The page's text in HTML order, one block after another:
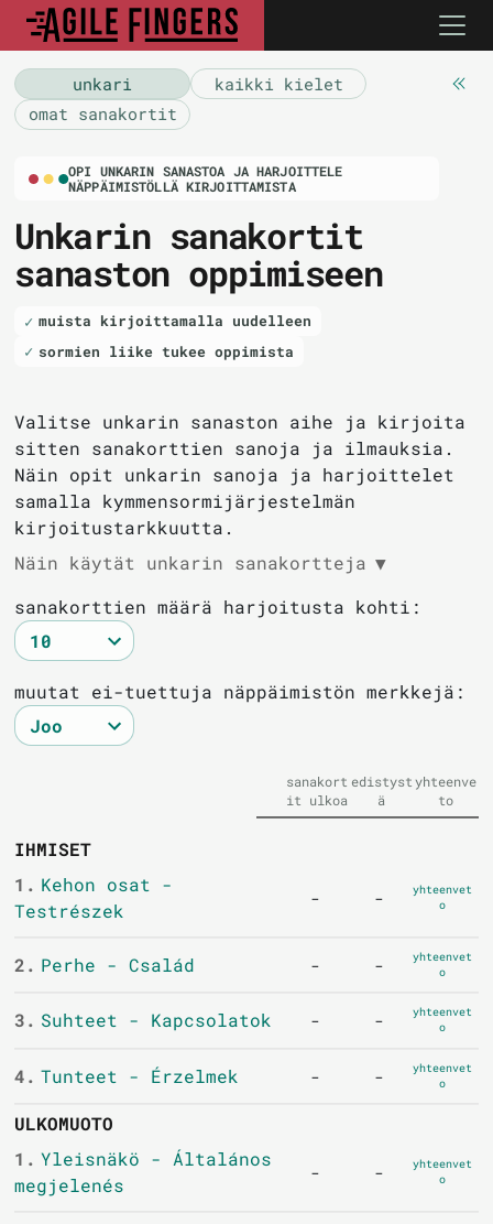
unkari
kaikki kielet
omat sanakortit
OPI UNKARIN SANASTOA JA HARJOITTELE
NÄPPÄIMISTÖLLÄ KIRJOITTAMISTA
Unkarin sanakortit
sanaston oppimiseen
muista kirjoittamalla uudelleen
sormien liike tukee oppimista
Valitse unkarin sanaston aihe ja kirjoita
sitten sanakorttien sanoja ja ilmauksia.
Näin opit unkarin sanoja ja harjoittelet
samalla kymmensormijärjestelmän
kirjoitustarkkuutta.
Näin käytät unkarin sanakortteja ▼
sanakorttien määrä harjoitusta kohti:
muutat ei-tuettuja näppäimistön merkkejä:
sanakort
it ulkoa
edistyst
ä
yhteenve
to
IHMISET
1. Kehon osat -
Testrészek
- -
yhteenvet
o
2. Perhe - Család - -
yhteenvet
o
3. Suhteet - Kapcsolatok - -
yhteenvet
o
4. Tunteet - Érzelmek - -
yhteenvet
o
ULKOMUOTO
1. Yleisnäkö - Általános
megjelenés
- -
yhteenvet
o